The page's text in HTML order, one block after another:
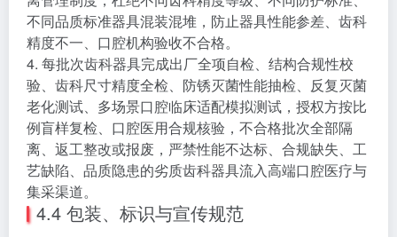
不同品质标准器具混装混堆，防止器具性能参差、齿科
精度不一、口腔机构验收不合格。
4. 每批次齿科器具完成出厂全项自检、结构合规性校
验、齿科尺寸精度全检、防锈灭菌性能抽检、反复灭菌
老化测试、多场景口腔临床适配模拟测试，授权方按比
例盲样复检、口腔医用合规核验，不合格批次全部隔
离、返工整改或报废，严禁性能不达标、合规缺失、工
艺缺陷、品质隐患的劣质齿科器具流入高端口腔医疗与
集采渠道。
4.4 包装、标识与宣传规范